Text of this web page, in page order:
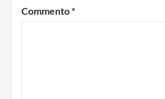
Commento*